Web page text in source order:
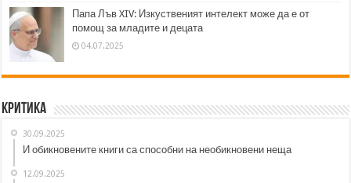
Папа Лъв XIV: Изкуственият интелект може да е от
помощ за младите и децата
04.07.2025
Критика
30.09.2025
И обикновените книги са способни на необикновени неща
12.09.2025